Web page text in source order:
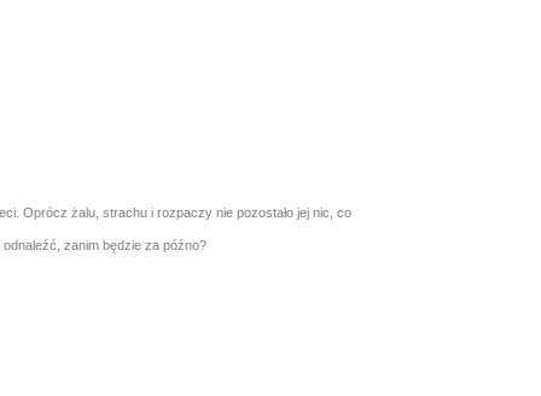
Oprócz żalu, strachu i rozpaczy nie pozostało jej nic, co
zanim będzie za późno?